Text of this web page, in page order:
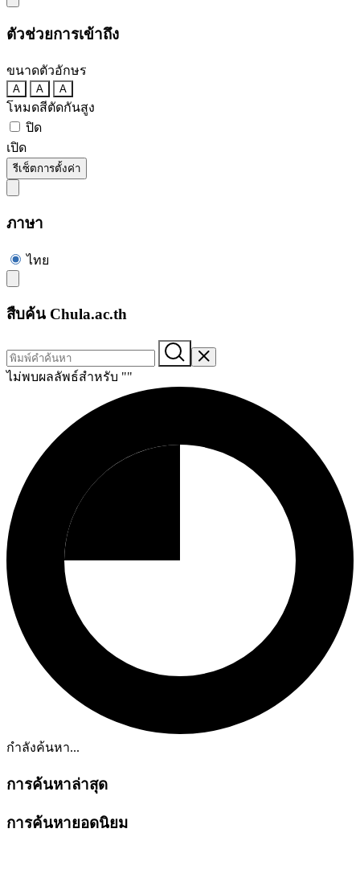
ตัวช่วยการเข้าถึง
ขนาดตัวอักษร
A A A
โหมดสีตัดกันสูง
ปิด
เปิด
รีเซ็ตการตั้งค่า
ภาษา
ไทย
สืบค้น Chula.ac.th
ไม่พบผลลัพธ์สำหรับ ""
กำลังค้นหา...
การค้นหาล่าสุด
การค้นหายอดนิยม